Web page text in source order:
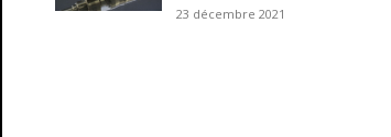
23 décembre 2021